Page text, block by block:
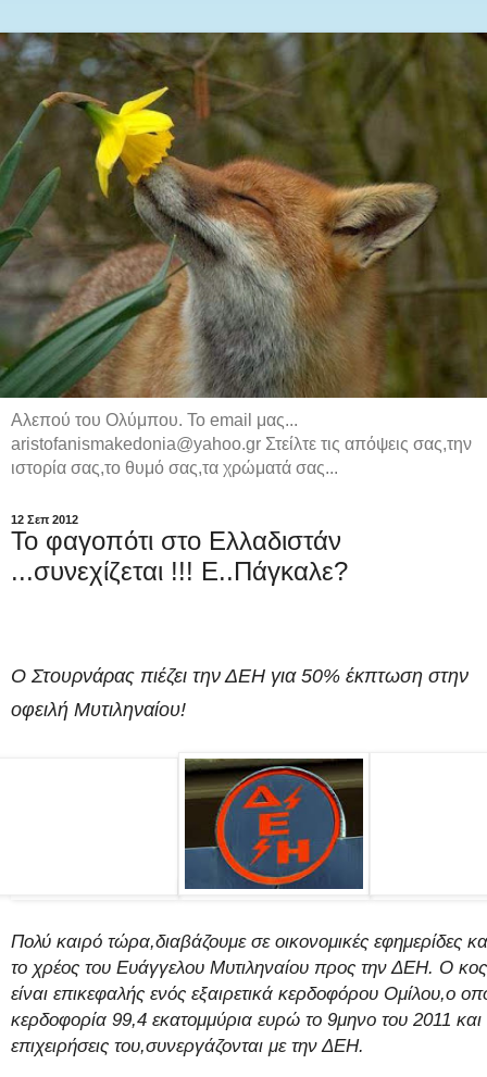
Αλεπού του Ολύμπου. Το email μας...
aristofanismakedonia@yahoo.gr Στείλτε τις απόψεις σας,την
ιστορία σας,το θυμό σας,τα χρώματά σας...
12 Σεπ 2012
Το φαγοπότι στο Ελλαδιστάν
...συνεχίζεται !!! Ε..Πάγκαλε?
Ο Στουρνάρας πιέζει την ΔΕΗ για 50% έκπτωση στην
οφειλή Μυτιληναίου!
Πολύ καιρό τώρα,διαβάζουμε σε οικονομικές εφημερίδες
το χρέος του Ευάγγελου Μυτιληναίου προς την ΔΕΗ. Ο κος
είναι επικεφαλής ενός εξαιρετικά κερδοφόρου Ομίλου,ο
κερδοφορία 99,4 εκατομμύρια ευρώ το 9μηνο του 2011 και
επιχειρήσεις του,συνεργάζονται με την ΔΕΗ.